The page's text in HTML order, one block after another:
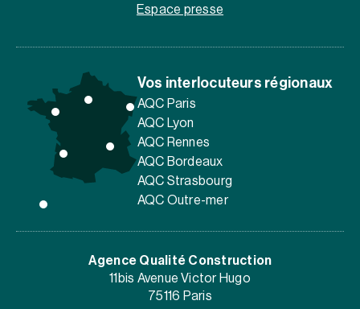
Espace presse
Vos interlocuteurs régionaux
AQC Paris
AQC Lyon
AQC Rennes
AQC Bordeaux
AQC Strasbourg
AQC Outre-mer
Agence Qualité Construction
11bis Avenue Victor Hugo
75116 Paris